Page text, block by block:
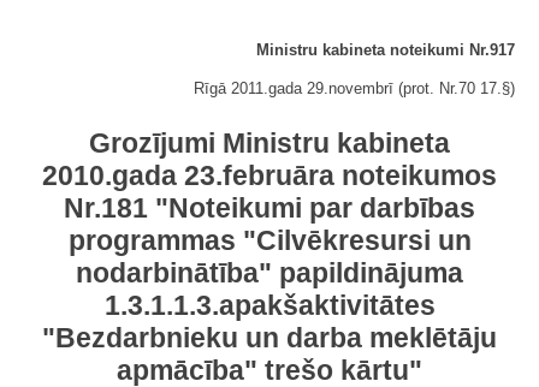
Ministru kabineta noteikumi Nr.917
Rīgā 2011.gada 29.novembrī (prot. Nr.70 17.§)
Grozījumi Ministru kabineta
2010.gada 23.februāra noteikumos
Nr.181 "Noteikumi par darbības
programmas "Cilvēkresursi un
nodarbinātība" papildinājuma
1.3.1.1.3.apakšaktivitātes
"Bezdarbnieku un darba meklētāju
apmācība" trešo kārtu"